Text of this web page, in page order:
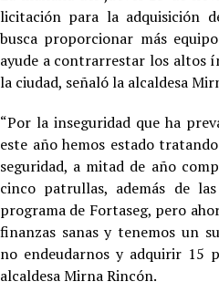
licitación para la adquisición
busca proporcionar más
ayude a contrarrestar los altos
la ciudad, señaló la alcaldesa
“Por la inseguridad que ha
este año hemos estado
seguridad, a mitad de año
cinco patrullas, además de
programa de Fortaseg, pero
finanzas sanas y tenemos un
no endeudarnos y adquirir 15
alcaldesa Mirna Rincón.